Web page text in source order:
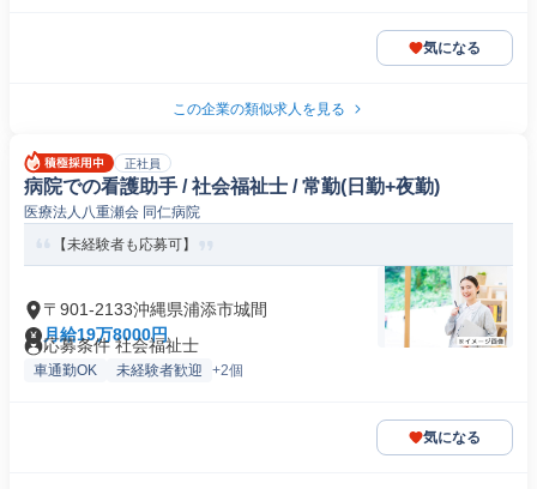
気になる
この企業の類似求人を見る
正社員
病院での看護助手 / 社会福祉士 / 常勤(日勤+夜勤)
医療法人八重瀬会 同仁病院
【未経験者も応募可】
〒901-2133沖縄県浦添市城間
月給19万8000円
応募条件 社会福祉士
車通勤OK 未経験者歓迎 +2個
気になる